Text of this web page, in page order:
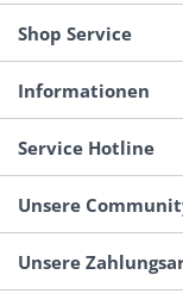
Shop Service
Informationen
Service Hotline
Unsere
Unsere